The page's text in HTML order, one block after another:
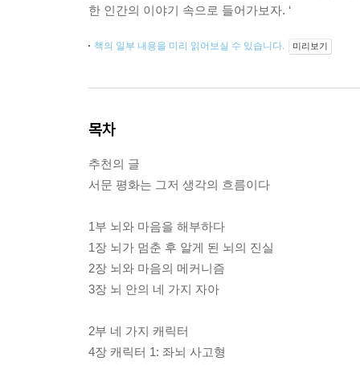
한 인간의 이야기 속으로 들어가보자. ‘
책의 일부 내용을 미리 읽어보실 수 있습니다. 미리보기
목차
추천의 글
서문 평화는 그저 생각의 흐름이다
1부 뇌와 마음을 해부하다
1장 뇌가 멈춘 후 알게 된 뇌의 진실
2장 뇌와 마음의 메커니즘
3장 뇌 안의 네 가지 자아
2부 네 가지 캐릭터
4장 캐릭터 1: 좌뇌 사고형